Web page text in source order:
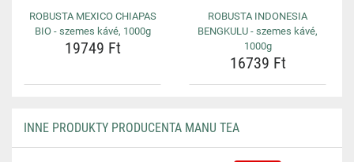
ROBUSTA MEXICO CHIAPAS
BIO - szemes kávé, 1000g
19749 Ft
ROBUSTA INDONESIA
BENGKULU - szemes kávé,
1000g
16739 Ft
INNE PRODUKTY PRODUCENTA MANU TEA